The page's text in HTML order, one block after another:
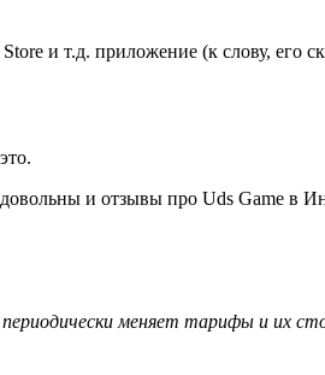
и т.д. приложение (к слову, его
и отзывы про Uds Game в
меняет тарифы и их